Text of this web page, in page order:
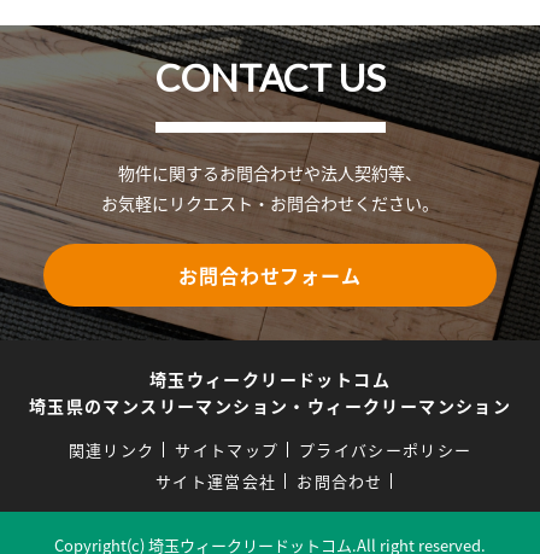
CONTACT US
物件に関するお問合わせや法人契約等、
お気軽にリクエスト・お問合わせください。
お問合わせフォーム
埼玉ウィークリードットコム
埼玉県のマンスリーマンション・ウィークリーマンション
関連リンク サイトマップ
プライバシーポリシー
サイト運営会社
お問合わせ
Copyright(c) 埼玉ウィークリードットコム.All right reserved.